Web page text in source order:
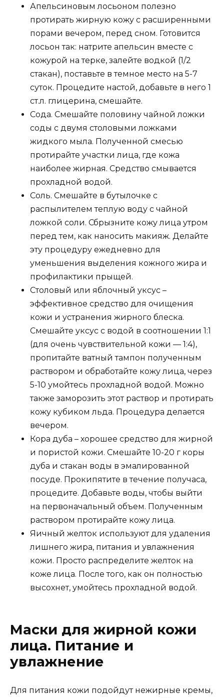
Апельсиновым лосьоном полезно
протирать жирную кожу с расширенными
порами вечером, перед сном. Готовится
лосьон так: натрите апельсин вместе с
кожурой на терке, залейте водкой (1/2
стакан), поставьте в темное место на 5-7
суток. Процедите настой, добавьте в него 1
ст.л. глицерина, смешайте.
Сода. Смешайте половину чайной ложки
соды с двумя столовыми ложками
жидкого мыла. Полученной смесью
протирайте участки лица, где кожа
наиболее жирная. Средство смывается
прохладной водой.
Соль. Смешайте в бутылочке с
распылителем теплую воду с чайной
ложкой соли. Сбрызните кожу лица утром
перед тем, как наносить макияж. Делайте
эту процедуру ежедневно для
уменьшения выделения кожного жира и
профилактики прыщей.
Столовый или яблочный уксус –
эффективное средство для очищения
кожи и устранения жирного блеска.
Смешайте уксус с водой в соотношении 1:1
(для очень чувствительной кожи — 1:4),
пропитайте ватный тампон полученным
раствором и обработайте кожу лица, через
5-10 умойтесь прохладной водой. Можно
также заморозить этот раствор и протирать
кожу кубиком льда. Процедура делается
вечером.
Кора дуба – хорошее средство для жирной
и пористой кожи. Смешайте 10-20 г коры
дуба и стакан воды в эмалированной
посуде. Прокипятите в течение получаса,
процедите. Добавьте воды, чтобы выйти
на первоначальный объем. Полученным
раствором протирайте кожу лица.
Яичный желток используют для удаления
лишнего жира, питания и увлажнения
кожи. Просто распределите желток на
коже лица. После того, как он полностью
высохнет, умойтесь прохладной водой.
Маски для жирной кожи
лица. Питание и
увлажнение
Для питания кожи подойдут нежирные кремы,